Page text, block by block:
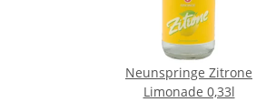
Neunspringe Zitrone
Limonade 0,33l